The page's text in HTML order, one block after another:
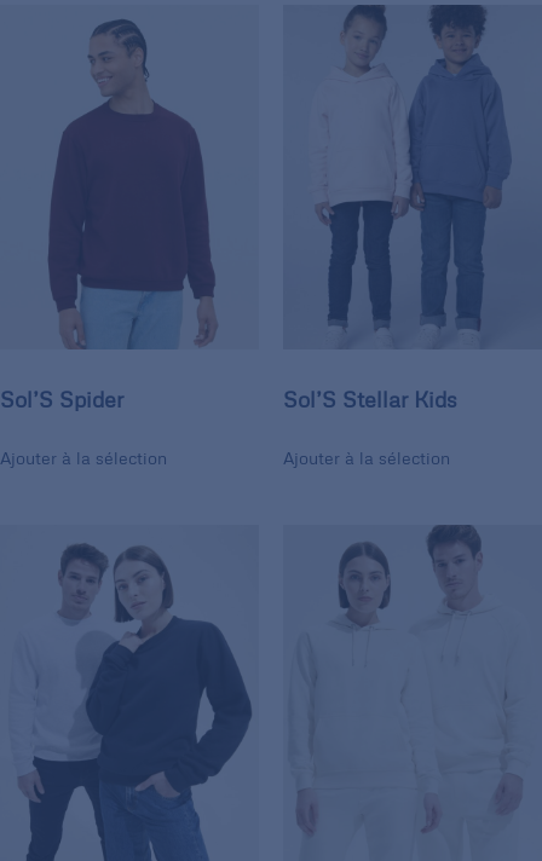
Sol’S Spider
Ajouter à la sélection
Sol’S Stellar Kids
Ajouter à la sélection